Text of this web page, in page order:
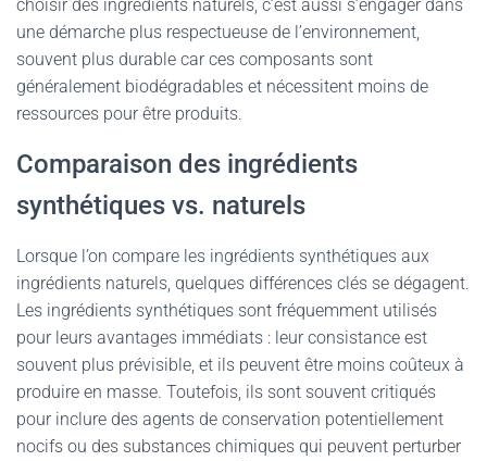
choisir des ingrédients naturels, c’est aussi s’engager dans
une démarche plus respectueuse de l’environnement,
souvent plus durable car ces composants sont
généralement biodégradables et nécessitent moins de
ressources pour être produits.
Comparaison des ingrédients
synthétiques vs. naturels
Lorsque l’on compare les ingrédients synthétiques aux
ingrédients naturels, quelques différences clés se dégagent.
Les ingrédients synthétiques sont fréquemment utilisés
pour leurs avantages immédiats : leur consistance est
souvent plus prévisible, et ils peuvent être moins coûteux à
produire en masse. Toutefois, ils sont souvent critiqués
pour inclure des agents de conservation potentiellement
nocifs ou des substances chimiques qui peuvent perturber